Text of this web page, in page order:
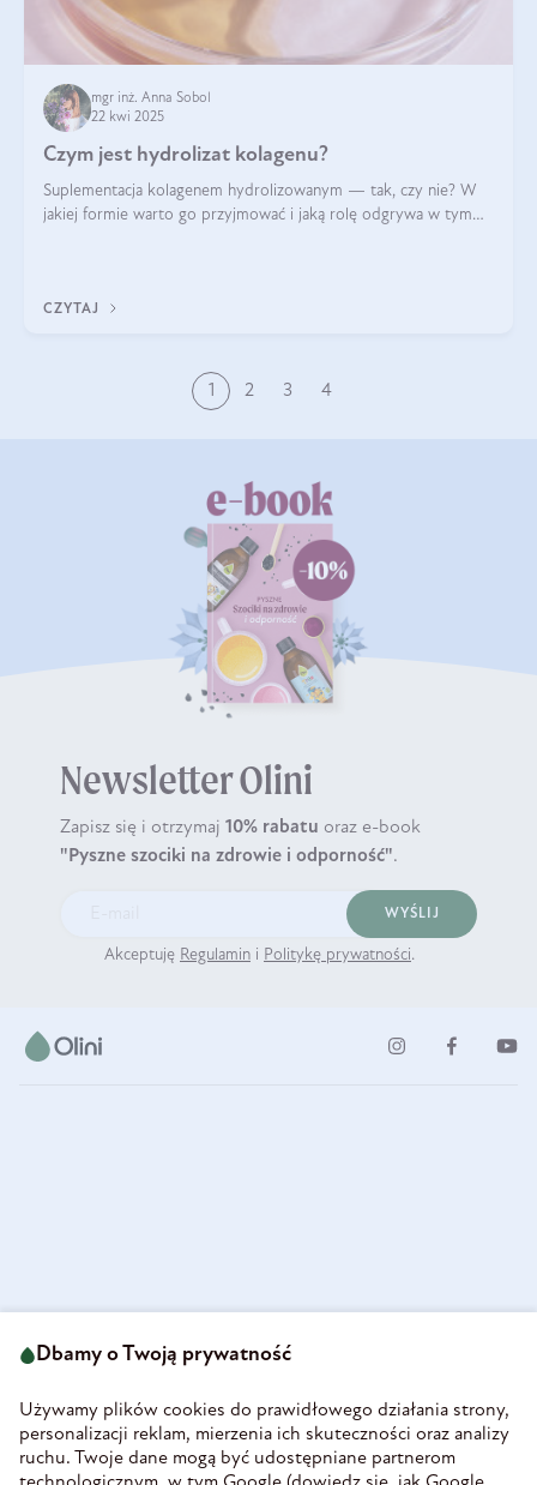
mgr inż. Anna Sobol
22 kwi 2025
Czym jest hydrolizat kolagenu?
Suplementacja kolagenem hydrolizowanym — tak, czy nie? W
jakiej formie warto go przyjmować i jaką rolę odgrywa w tym
CZYTAJ
1 2 3 4
Newsletter Olini
Zapisz się i otrzymaj 10% rabatu oraz e-book
"Pyszne szociki na zdrowie i odporność".
WYŚLIJ
Akceptuję Regulamin i Politykę prywatności.
58-160 Świebodzice
REGON 890213034
INFORMACJE
Dbamy o Twoją prywatność
Używamy plików cookies do prawidłowego działania strony,
personalizacji reklam, mierzenia ich skuteczności oraz analizy
ruchu. Twoje dane mogą być udostępniane partnerom